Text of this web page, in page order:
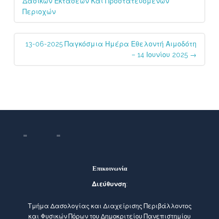
Περιοχών
13-06-2025 Παγκόσμια Ημέρα Εθελοντή Αιμοδότη
– 14 Ιουνίου 2025 →
Επικοινωνία
Διεύθυνση:
Τμήμα Δασολογίας και Διαχείρισης Περιβάλλοντος
και Φυσικών Πόρων του Δημοκριτείου Πανεπιστημίου